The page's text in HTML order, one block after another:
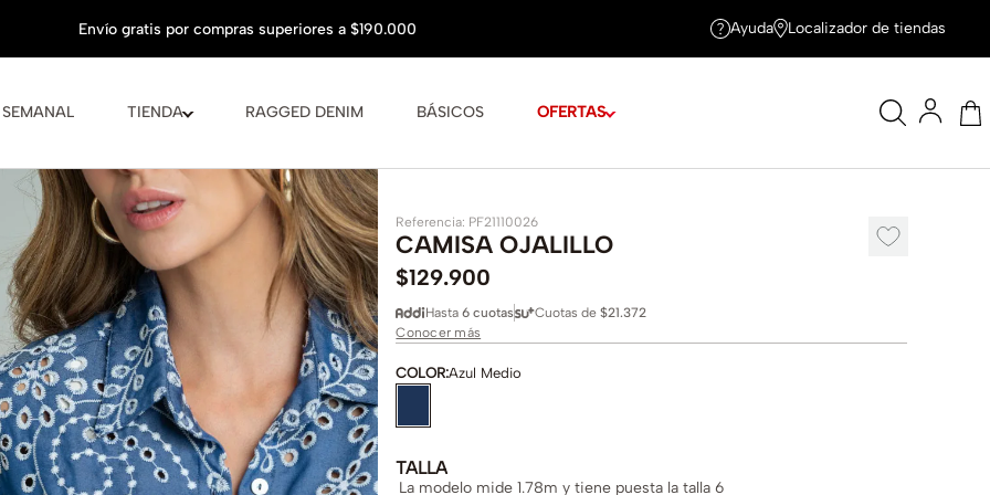
TIENDA RAGGED DENIM BÁSICOS OFERTAS
Ayuda Localizador de tiendas
Referencia: PF21110026
CAMISA OJALILLO
$129.900
Hasta6 cuotas Cuotas de$21.372
Conocer más
COLOR:Azul Medio
TALLA
La modelo mide 1.78m y tiene puesta la talla 6